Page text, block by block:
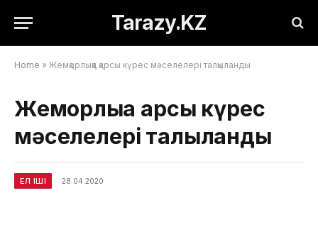
Tarazy.KZ
Home » Жемқорлыққа қарсы күрес мәселелері талқыланды
Жемқорлыққа қарсы күрес
мәселелері талқыланды
ЕЛ ІШІ 28.04.2020